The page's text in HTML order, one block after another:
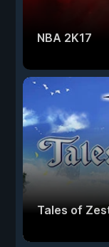
NBA 2K17
Tales of